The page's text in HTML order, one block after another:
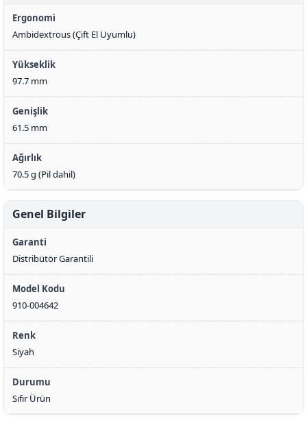
Ergonomi
Ambidextrous (Çift El Uyumlu)
Yükseklik
97.7 mm
Genişlik
61.5 mm
Ağırlık
70.5 g (Pil dahil)
Genel Bilgiler
Garanti
Distribütör Garantili
Model Kodu
910-004642
Renk
Siyah
Durumu
Sıfır Ürün